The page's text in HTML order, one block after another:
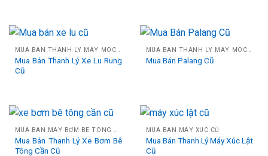
Mua Bán Thanh Lý Xe Lu Rung
Cũ
Mua Bán Palang Cũ
Mua Bán Thanh Lý Xe Bơm Bê
Tông Cần Cũ
MUA BÁN MÁY XÚC CŨ
Mua Bán Thanh Lý Máy Xúc Lật
Cũ